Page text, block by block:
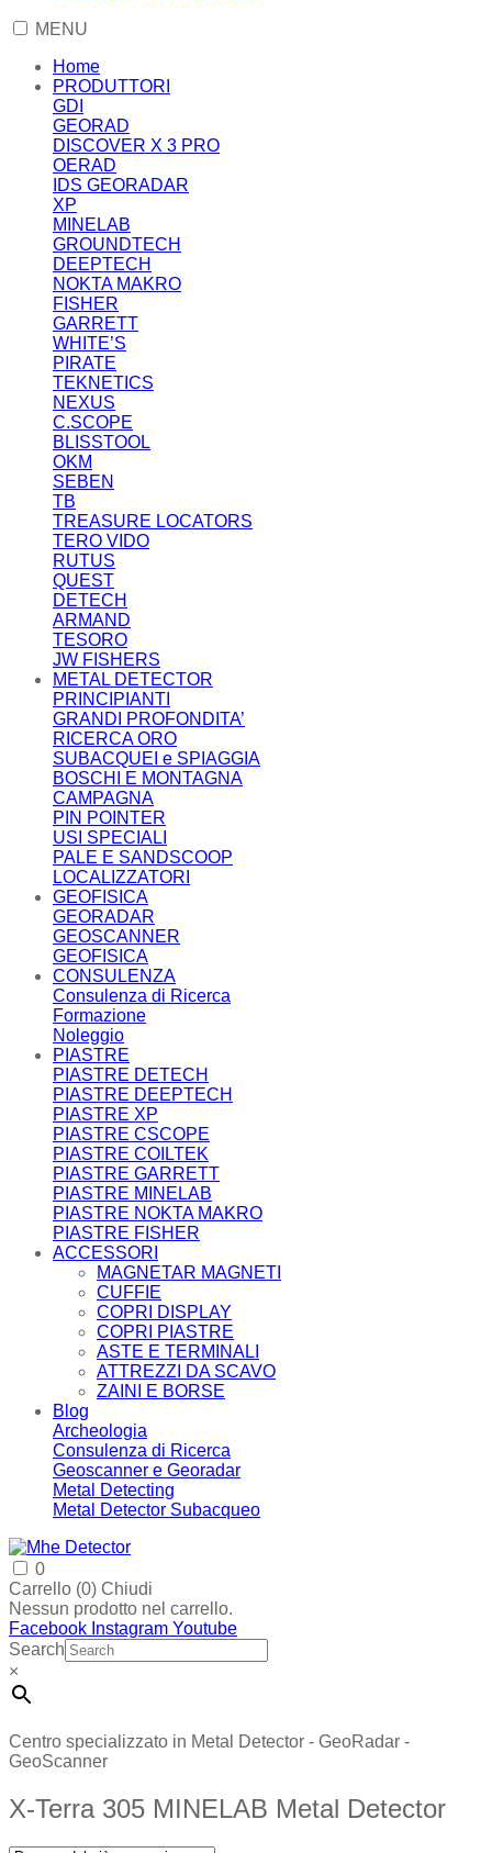
MENU
Home
PRODUTTORI
GDI
GEORAD
DISCOVER X 3 PRO
OERAD
IDS GEORADAR
XP
MINELAB
GROUNDTECH
DEEPTECH
NOKTA MAKRO
FISHER
GARRETT
WHITE’S
PIRATE
TEKNETICS
NEXUS
C.SCOPE
BLISSTOOL
OKM
SEBEN
TB
TREASURE LOCATORS
TERO VIDO
RUTUS
QUEST
DETECH
ARMAND
TESORO
JW FISHERS
METAL DETECTOR
PRINCIPIANTI
GRANDI PROFONDITA’
RICERCA ORO
SUBACQUEI e SPIAGGIA
BOSCHI E MONTAGNA
CAMPAGNA
PIN POINTER
USI SPECIALI
PALE E SANDSCOOP
LOCALIZZATORI
GEOFISICA
GEORADAR
GEOSCANNER
GEOFISICA
CONSULENZA
Consulenza di Ricerca
Formazione
Noleggio
PIASTRE
PIASTRE DETECH
PIASTRE DEEPTECH
PIASTRE XP
PIASTRE CSCOPE
PIASTRE COILTEK
PIASTRE GARRETT
PIASTRE MINELAB
PIASTRE NOKTA MAKRO
PIASTRE FISHER
ACCESSORI
MAGNETAR MAGNETI
CUFFIE
COPRI DISPLAY
COPRI PIASTRE
ASTE E TERMINALI
ATTREZZI DA SCAVO
ZAINI E BORSE
Blog
Archeologia
Consulenza di Ricerca
Geoscanner e Georadar
Metal Detecting
Metal Detector Subacqueo
0
Carrello (0) Chiudi
Nessun prodotto nel carrello.
Facebook Instagram Youtube
Search
×
Centro specializzato in Metal Detector - GeoRadar -
GeoScanner
X-Terra 305 MINELAB Metal Detector